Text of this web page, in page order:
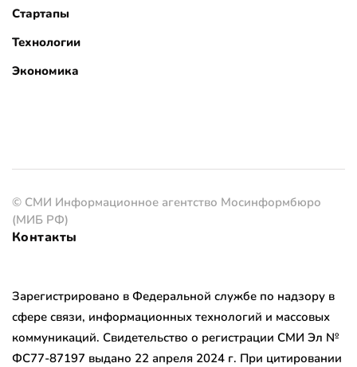
Стартапы
Технологии
Экономика
© СМИ Информационное агентство Мосинформбюро
(МИБ РФ)
Контакты
Зарегистрировано в Федеральной службе по надзору в
сфере связи, информационных технологий и массовых
коммуникаций. Свидетельство о регистрации СМИ Эл №
ФС77-87197 выдано 22 апреля 2024 г. При цитировании